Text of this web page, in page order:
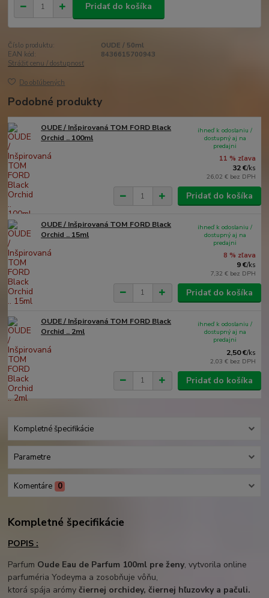
Pridať do košíka
Číslo produktu:
OUDE / 50ml
EAN kód:
8436615700943
Strážiť cenu / dostupnosť
Do obľúbených
Podobné produkty
OUDE / Inšpirovaná TOM FORD Black
Orchid .. 100ml
11 % zľava
32 €/ks
26,02 € bez DPH
ihneď k odoslaniu /
dostupný aj na
predajni
Pridať do košíka
OUDE / Inšpirovaná TOM FORD Black
Orchid .. 15ml
8 % zľava
9 €/ks
7,32 € bez DPH
ihneď k odoslaniu /
dostupný aj na
predajni
Pridať do košíka
OUDE / Inšpirovaná TOM FORD Black
Orchid .. 2ml
2,50 €/ks
2,03 € bez DPH
ihneď k odoslaniu /
dostupný aj na
predajni
Pridať do košíka
Kompletné špecifikácie
Parametre
Komentáre 0
Kompletné špecifikácie
POPIS :
Parfum Oude Eau de Parfum 100ml pre ženy, vytvorila online
parfuméria Yodeyma a zosobňuje vôňu,
ktorá spája arómyčiernej orchidey, čiernej hľuzovky a pačuli.